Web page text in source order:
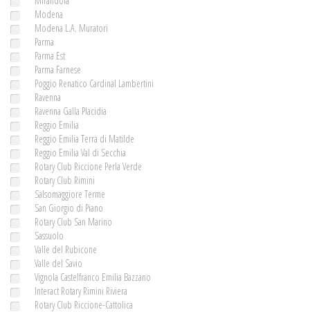
Modena
Modena L.A. Muratori
Parma
Parma Est
Parma Farnese
Poggio Renatico Cardinal Lambertini
Ravenna
Ravenna Galla Placidia
Reggio Emilia
Reggio Emilia Terra di Matilde
Reggio Emilia Val di Secchia
Rotary Club Riccione Perla Verde
Rotary Club Rimini
Salsomaggiore Terme
San Giorgio di Piano
Rotary Club San Marino
Sassuolo
Valle del Rubicone
Valle del Savio
Vignola Castelfranco Emilia Bazzano
Interact Rotary Rimini Riviera
Rotary Club Riccione-Cattolica